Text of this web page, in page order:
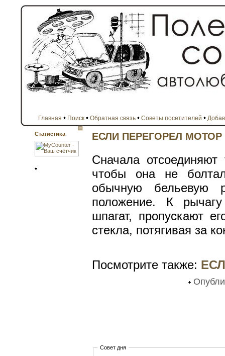
Главная Поиск Обратная связь Советы посетителей
Статистика ЕСЛИ ПЕРЕГОРЕЛ
Сначала отсоединяют
чтобы она не
обычную бельевую
положение. К
шпагат, пропускают
стекла, потягивая за
Посмотрите также:
Совет дня